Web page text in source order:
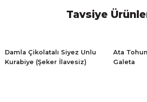
Tavsiye
Damla Çikolatalı Siyez Unlu
Kurabiye (Şeker İlavesiz)
Ata
Galeta